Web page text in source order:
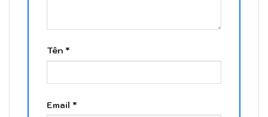
Tên *
Email *